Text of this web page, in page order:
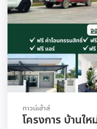
ทาวน์เฮ้าส์
โครงการ บ้านให